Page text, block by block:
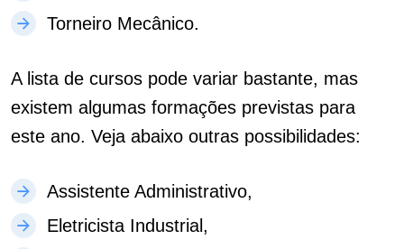
Torneiro Mecânico.
A lista de cursos pode variar bastante, mas
existem algumas formações previstas para
este ano. Veja abaixo outras possibilidades:
Assistente Administrativo,
Eletricista Industrial,